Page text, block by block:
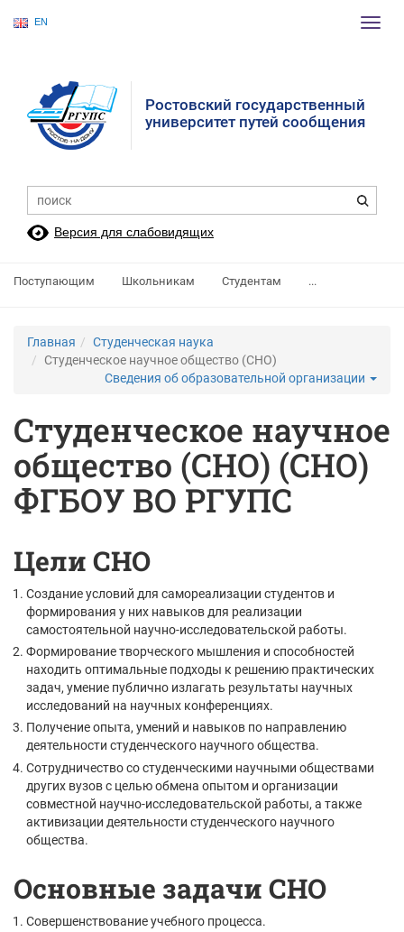
EN
Ростовский государственный
университет путей сообщения
Версия для слабовидящих
Поступающим Школьникам Студентам ...
Главная
Студенческая наука
Студенческое научное общество (СНО)
Сведения об образовательной организации
Студенческое научное
общество (СНО) (СНО)
ФГБОУ ВО РГУПС
Цели СНО
Создание условий для самореализации студентов и
формирования у них навыков для реализации
самостоятельной научно-исследовательской работы.
Формирование творческого мышления и способностей
находить оптимальные подходы к решению практических
задач, умение публично излагать результаты научных
исследований на научных конференциях.
Получение опыта, умений и навыков по направлению
деятельности студенческого научного общества.
Сотрудничество со студенческими научными обществами
других вузов с целью обмена опытом и организации
совместной научно-исследовательской работы, а также
активизации деятельности студенческого научного
общества.
Основные задачи СНО
Совершенствование учебного процесса.